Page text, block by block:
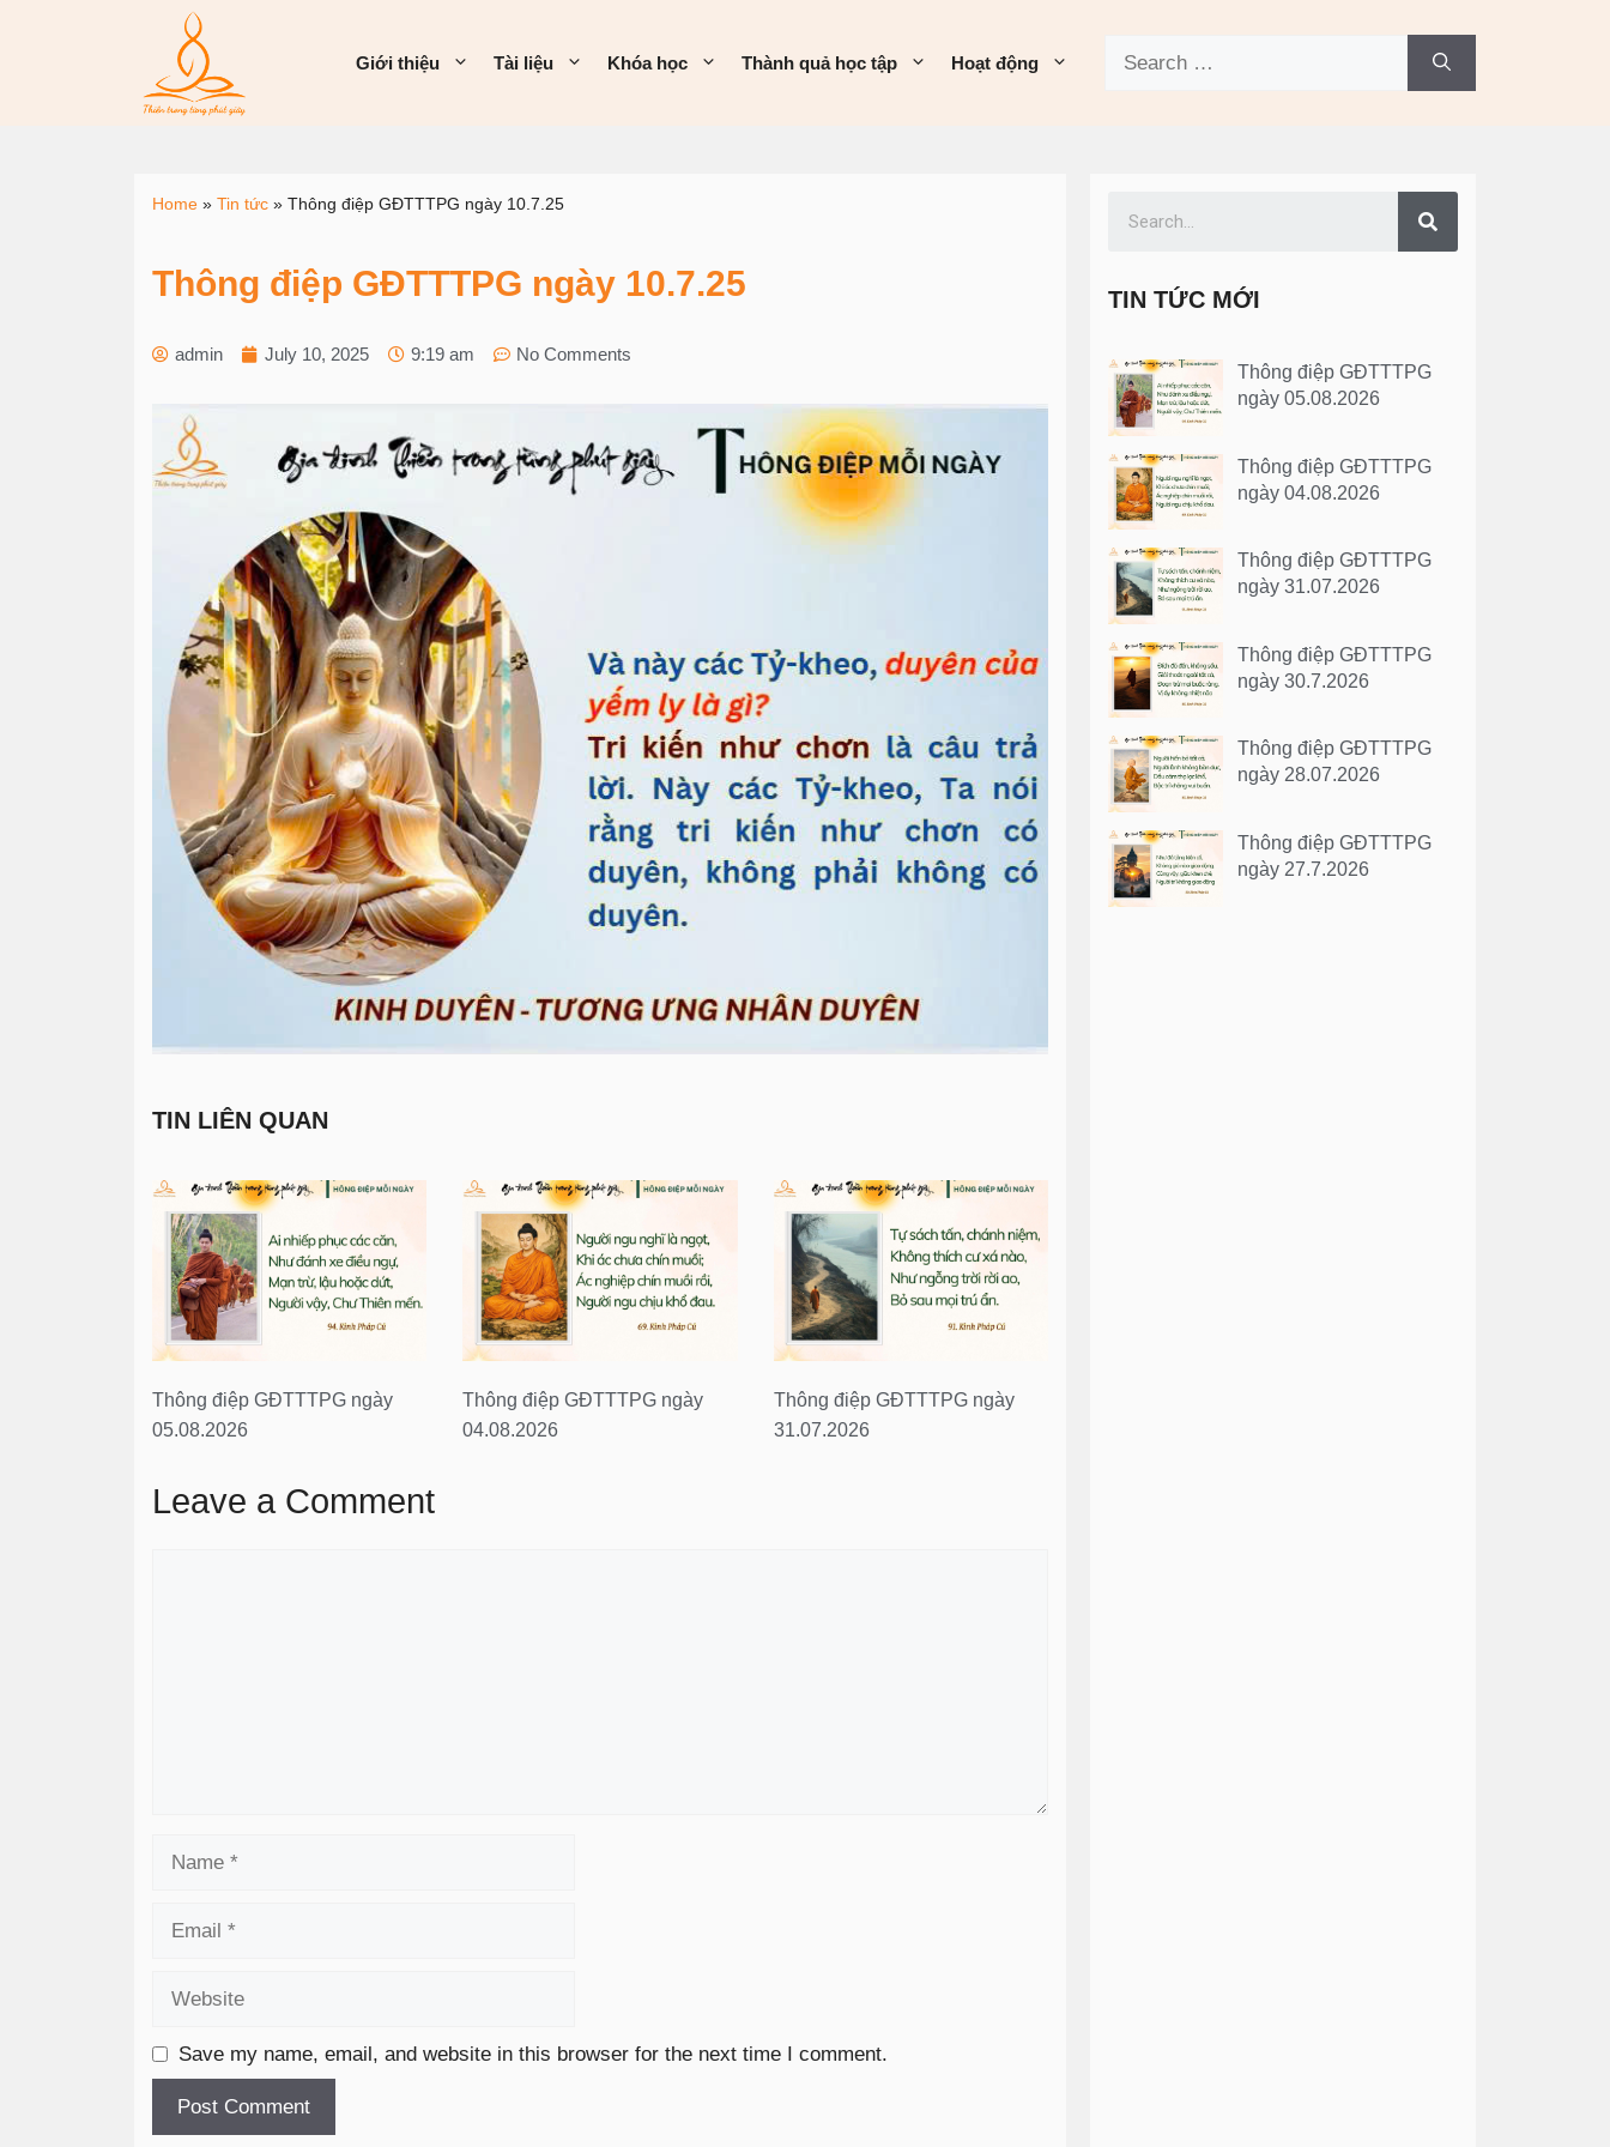
Giới thiệu Tài liệu Khóa học Thành quả học tập Hoạt động
Home » Tin tức » Thông điệp GĐTTTPG ngày 10.7.25
Thông điệp GĐTTTPG ngày 10.7.25
admin July 10, 2025 9:19 am No Comments
TIN LIÊN QUAN
Thông điệp GĐTTTPG ngày
05.08.2026
Thông điệp GĐTTTPG ngày
04.08.2026
Thông điệp GĐTTTPG ngày
31.07.2026
Leave a Comment
Save my name, email, and website in this browser for the next time I comment.
TIN TỨC MỚI
Thông điệp GĐTTTPG
ngày 05.08.2026
Thông điệp GĐTTTPG
ngày 04.08.2026
Thông điệp GĐTTTPG
ngày 31.07.2026
Thông điệp GĐTTTPG
ngày 30.7.2026
Thông điệp GĐTTTPG
ngày 28.07.2026
Thông điệp GĐTTTPG
ngày 27.7.2026